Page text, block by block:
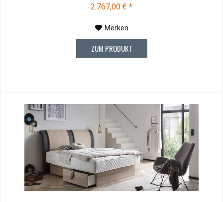
verleiht unserer Oak-Line eine starke und behagliche...
2.767,00 € *
Merken
ZUM PRODUKT